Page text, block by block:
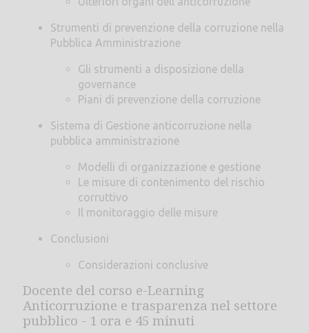
Strumenti di prevenzione della corruzione nella
Pubblica Amministrazione
Gli strumenti a disposizione della
governance
Piani di prevenzione della corruzione
Sistema di Gestione anticorruzione nella
pubblica amministrazione
Modelli di organizzazione e gestione
Le misure di contenimento del rischio
corruttivo
Il monitoraggio delle misure
Conclusioni
Considerazioni conclusive
Docente del corso e-Learning
Anticorruzione e trasparenza nel settore
pubblico - 1 ora e 45 minuti